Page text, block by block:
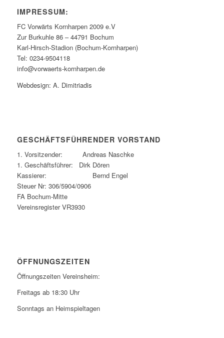
IMPRESSUM:
FC Vorwärts Kornharpen 2009 e.V
Zur Burkuhle 86 – 44791 Bochum
Karl-Hirsch-Stadion (Bochum-Kornharpen)
Tel: 0234-9504118
info@vorwaerts-kornharpen.de
Webdesign: A. Dimitriadis
GESCHÄFTSFÜHRENDER VORSTAND
1. Vorsitzender: Andreas Naschke
1. Geschäftsführer: Dirk Dören
Kassierer: Bernd Engel
Steuer Nr: 306/5904/0906
FA Bochum-Mitte
Vereinsregister VR3930
ÖFFNUNGSZEITEN
Öffnungszeiten Vereinsheim:
Freitags ab 18:30 Uhr
Sonntags an Heimspieltagen